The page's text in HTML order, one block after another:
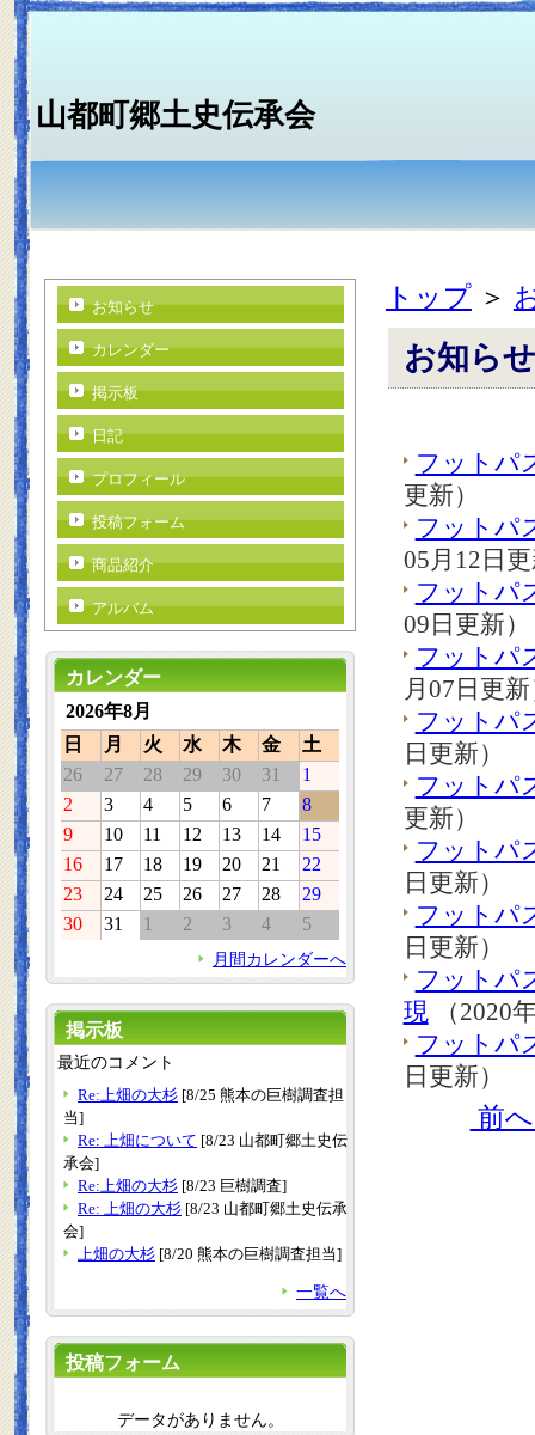
山都町郷土史伝承会
トップ＞
お知ら
フットパ
更新）
フットパ
05月12日
フットパ
09日更新）
フットパ
月07日更
フットパ
日更新）
フット
更新）
フットパ
日更新）
フットパ
日更新）
フットパ
現（2020
フットパ
日更新）
前
お知らせ
カレンダー
掲示板
日記
プロフィール
投稿フォーム
商品紹介
アルバム
カレンダー
2026年8月
日
月 火 水 木 金
土
26
27 28 29 30 31
1
2
3 4 5 6 7
8
9
10 11 12 13 14
15
16
17 18 19 20 21
22
23
24 25 26 27 28
29
30
31 1 2 3 4 5
月間カレンダーへ
掲示板
最近のコメント
Re:上畑の大杉 [8/25 熊本の巨樹調査担
当]
Re: 上畑について [8/23 山都町郷土史伝
承会]
Re:上畑の大杉 [8/23 巨樹調査]
Re: 上畑の大杉 [8/23 山都町郷土史伝承
会]
上畑の大杉 [8/20 熊本の巨樹調査担当]
一覧へ
投稿フォーム
データがありません。